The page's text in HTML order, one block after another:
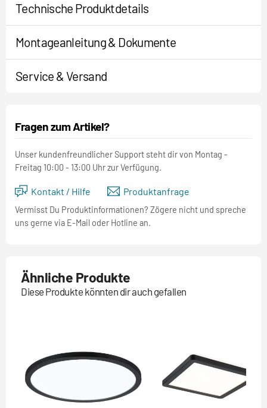
Technische Produktdetails
Montageanleitung & Dokumente
Service & Versand
Fragen zum Artikel?
Unser kundenfreundlicher Support steht dir von Montag -
Freitag 10:00 - 13:00 Uhr zur Verfügung.
Kontakt / Hilfe Produktanfrage
Vermisst Du Produktinformationen? Zögere nicht und spreche
uns gerne via E-Mail oder Hotline an.
Ähnliche Produkte
Diese Produkte könnten dir auch gefallen